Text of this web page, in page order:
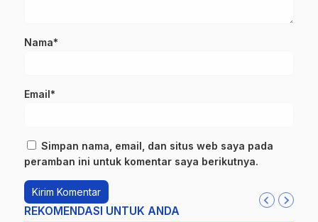
Nama*
Email*
Simpan nama, email, dan situs web saya pada
peramban ini untuk komentar saya berikutnya.
REKOMENDASI UNTUK ANDA